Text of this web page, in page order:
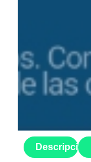
Descripción